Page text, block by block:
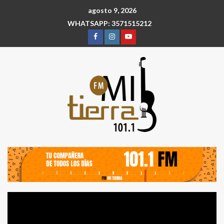
agosto 9, 2026
WHATSAPP: 3571515212